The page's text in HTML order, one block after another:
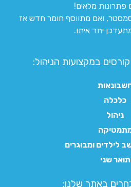
פתרונות מלאים!
ואם מתווסף חומר חדש אז
יחד איתו.
במקצועות הניהול:
כלכלה
ניהול
לילדים ומבוגרים
תואר שני
באתר שלנו:​